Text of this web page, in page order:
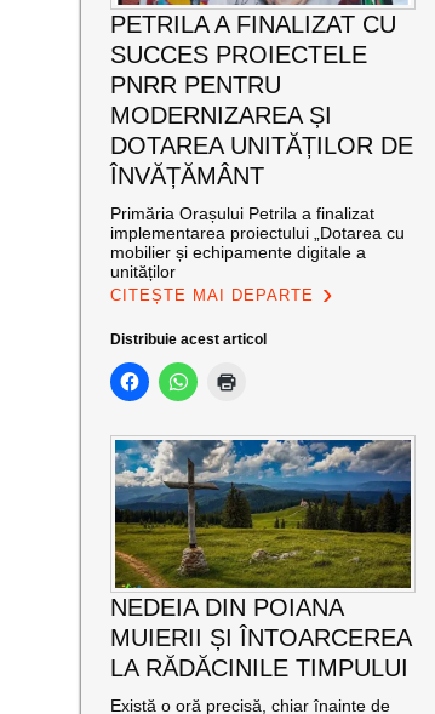
PETRILA A FINALIZAT CU
SUCCES PROIECTELE
PNRR PENTRU
MODERNIZAREA ȘI
DOTAREA UNITĂȚILOR DE
ÎNVĂȚĂMÂNT
Primăria Orașului Petrila a finalizat
implementarea proiectului „Dotarea cu
mobilier și echipamente digitale a
unităților
CITEȘTE MAI DEPARTE
Distribuie acest articol
NEDEIA DIN POIANA
MUIERII ȘI ÎNTOARCEREA
LA RĂDĂCINILE TIMPULUI
Există o oră precisă, chiar înainte de